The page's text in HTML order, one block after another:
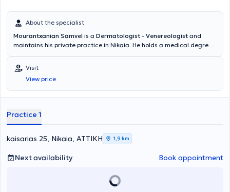
About the specialist
Mourantxanian Samvel is a Dermatologist - Venereologist and
maintains his private practice in Nikaia. He holds a medical degree
in large polyclinics, served as Head Dermatologist-Venereologist at
the Municipal Hospital of Dermatovenereous Diseases in the city of
Yerevan, and as a Dermatologist - Venereologist at the Hospital of
Dermatovenereous Diseases of the Republic in Armenia. In his
Greek, Russian, and Armenian.
Visit
View price
Practice 1
kaisarias 25, Nikaia, ΑΤΤΙΚΗ 1,9 km
Next availability Book appointment